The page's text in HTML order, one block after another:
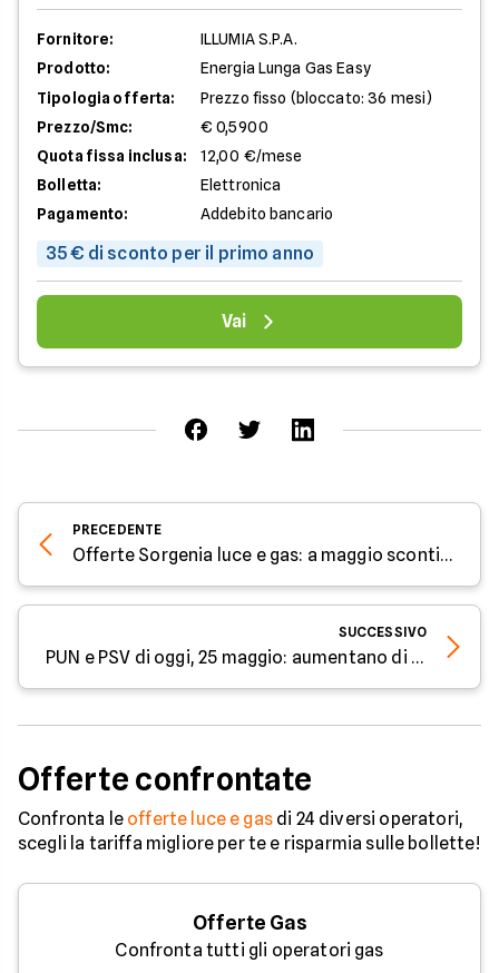
Fornitore:
ILLUMIA S.P.A.
Prodotto:
Energia Lunga Gas Easy
Tipologia offerta:
Prezzo fisso (bloccato: 36 mesi)
Prezzo/Smc:
€ 0,5900
Quota fissa inclusa:
12,00 €/mese
Bolletta:
Elettronica
Pagamento:
Addebito bancario
35 € di sconto per il primo anno
Vai
PRECEDENTE
Offerte Sorgenia luce e gas: a maggio sconti fino a 120€
SUCCESSIVO
PUN e PSV di oggi, 25 maggio: aumentano di nuovo i costi
Offerte confrontate
Confronta le offerte luce e gasdi 24 diversi operatori,
scegli la tariffa migliore per te e risparmia sulle bollette!
Offerte Gas
Confronta tutti gli operatori gas